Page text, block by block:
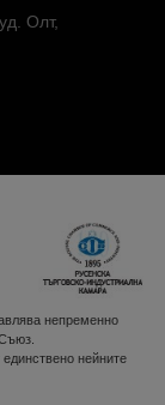
Олт,
непременно
нейните